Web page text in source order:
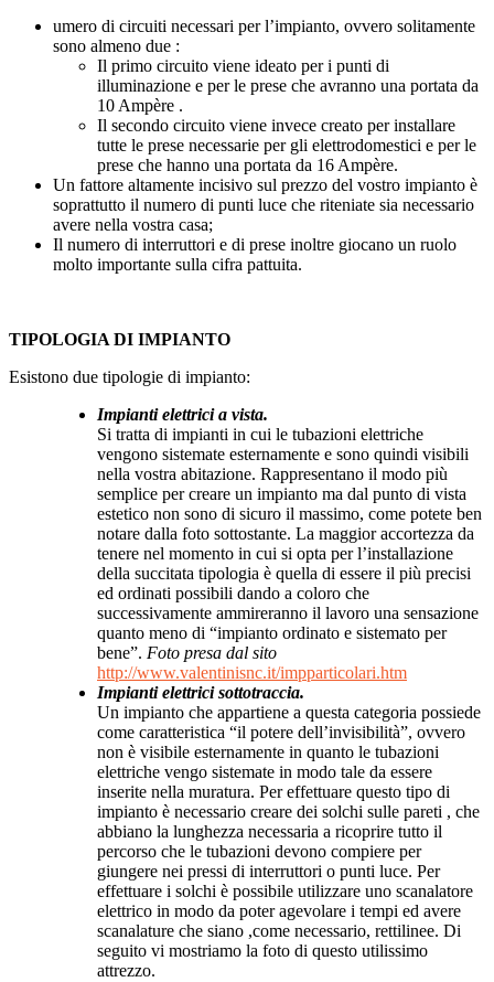
umero di circuiti necessari per l’impianto, ovvero solitamente
sono almeno due :
Il primo circuito viene ideato per i punti di
illuminazione e per le prese che avranno una portata da
10 Ampère .
Il secondo circuito viene invece creato per installare
tutte le prese necessarie per gli elettrodomestici e per le
prese che hanno una portata da 16 Ampère.
Un fattore altamente incisivo sul prezzo del vostro impianto è
soprattutto il numero di punti luce che riteniate sia necessario
avere nella vostra casa;
Il numero di interruttori e di prese inoltre giocano un ruolo
molto importante sulla cifra pattuita.
TIPOLOGIA DI IMPIANTO
Esistono due tipologie di impianto:
Impianti elettrici a vista.
Si tratta di impianti in cui le tubazioni elettriche
vengono sistemate esternamente e sono quindi visibili
nella vostra abitazione. Rappresentano il modo più
semplice per creare un impianto ma dal punto di vista
estetico non sono di sicuro il massimo, come potete ben
notare dalla foto sottostante. La maggior accortezza da
tenere nel momento in cui si opta per l’installazione
della succitata tipologia è quella di essere il più precisi
ed ordinati possibili dando a coloro che
successivamente ammireranno il lavoro una sensazione
quanto meno di “impianto ordinato e sistemato per
bene”. Foto presa dal sito
http://www.valentinisnc.it/impparticolari.htm
Impianti elettrici sottotraccia.
Un impianto che appartiene a questa categoria possiede
come caratteristica “il potere dell’invisibilità”, ovvero
non è visibile esternamente in quanto le tubazioni
elettriche vengo sistemate in modo tale da essere
inserite nella muratura. Per effettuare questo tipo di
impianto è necessario creare dei solchi sulle pareti , che
abbiano la lunghezza necessaria a ricoprire tutto il
percorso che le tubazioni devono compiere per
giungere nei pressi di interruttori o punti luce. Per
effettuare i solchi è possibile utilizzare uno scanalatore
elettrico in modo da poter agevolare i tempi ed avere
scanalature che siano ,come necessario, rettilinee. Di
seguito vi mostriamo la foto di questo utilissimo
attrezzo.